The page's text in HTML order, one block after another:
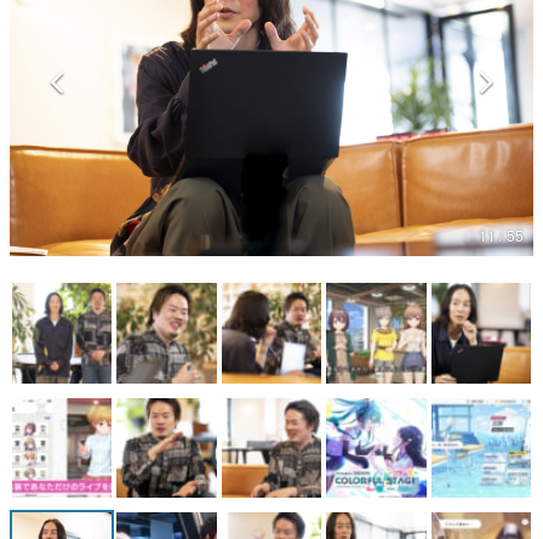
ゲームが変えた日本語
「経験値」「裏技」「ラスボス」… ゲームにまつわる言葉
の起源や用法の変遷を、コンピューター文化史研究家・タ
イニーP氏が徹底調査。
カテゴリ
マンガ
アプリレビュー
その他
電ファミニコゲーマーとは？
運営：株式会社マレ
11 / 55